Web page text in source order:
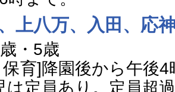
上八万、入田、応
・5歳
育]降園後から午後4
は定員あり。定員超